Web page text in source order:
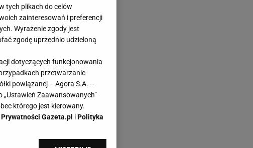
tych plikach do celów
zainteresowań i preferencji
Wyrażenie zgody jest
zgodę uprzednio udzieloną
dotyczących funkcjonowania
przetwarzanie
powiązanej – Agora S.A. –
„Ustawień Zaawansowanych”
którego jest kierowany.
Gazeta.pl iPolityka